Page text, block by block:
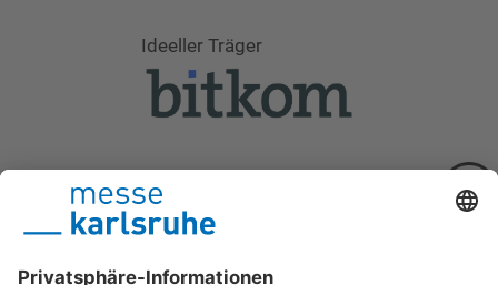
Ideeller Träger
Schirmherrschaft 2026